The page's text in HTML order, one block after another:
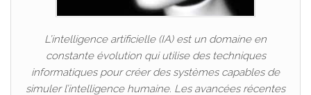
L’intelligence artificielle (IA) est un domaine en
constante évolution qui utilise des techniques
informatiques pour créer des systèmes capables de
simuler l’intelligence humaine. Les avancées récentes